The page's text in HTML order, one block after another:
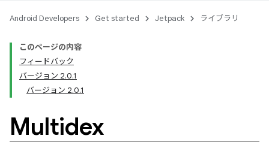
Android Developers Get started Jetpack ライブラリ
このページの内容
フィードバック
バージョン 2.0.1
バージョン 2.0.1
Multidex